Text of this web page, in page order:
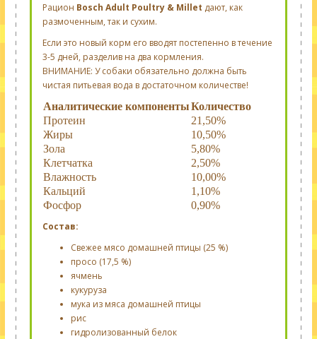
Рацион Bosch Adult Poultry & Millet дают, как
размоченным, так и сухим.
Если это новый корм его вводят постепенно в течение
3-5 дней, разделив на два кормления.
ВНИМАНИЕ: У собаки обязательно должна быть
чистая питьевая вода в достаточном количестве!
Аналитические компонентыКоличество
Протеин
21,50%
Жиры
10,50%
Зола
5,80%
Клетчатка
2,50%
Влажность
10,00%
Кальций
1,10%
Фосфор
0,90%
Состав:
Свежее мясо домашней птицы (25 %)
просо (17,5 %)
ячмень
кукуруза
мука из мяса домашней птицы
рис
гидролизованный белок